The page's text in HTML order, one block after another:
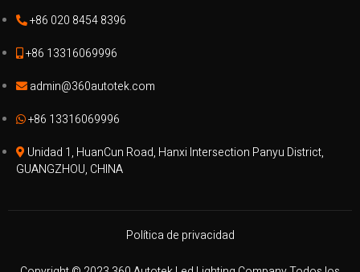
+86 020 8454 8396
+86 13316069996
admin@360autotek.com
+86 13316069996
Unidad 1, HuanCun Road, Hanxi Intersection Panyu District,
GUANGZHOU, CHINA
Política de privacidad